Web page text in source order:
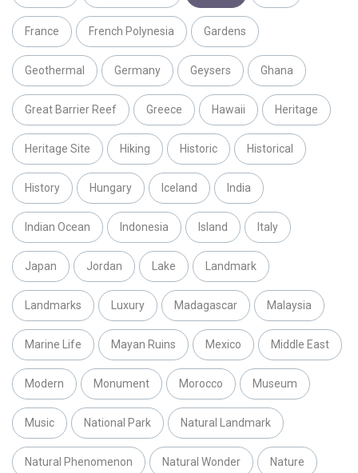
France French Polynesia Gardens
Geothermal Germany Geysers Ghana
Great Barrier Reef Greece Hawaii Heritage
Heritage Site Hiking Historic Historical
History Hungary Iceland India
Indian Ocean Indonesia Island Italy
Japan Jordan Lake Landmark
Landmarks Luxury Madagascar Malaysia
Marine Life Mayan Ruins Mexico Middle East
Modern Monument Morocco Museum
Music National Park Natural Landmark
Natural Phenomenon Natural Wonder Nature